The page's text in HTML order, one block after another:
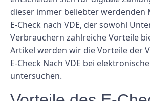
dieser immer beliebter werdenden
E-Check nach VDE, der sowohl
Verbrauchern zahlreiche Vorteile
Artikel werden wir die Vorteile der
E-Check Nach VDE bei
untersuchen.